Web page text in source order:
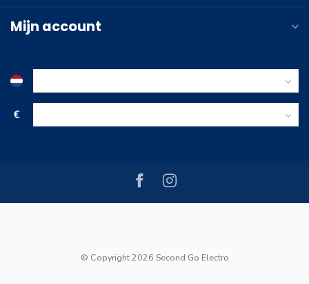
Mijn account
€
© Copyright 2026 Second Go Electro